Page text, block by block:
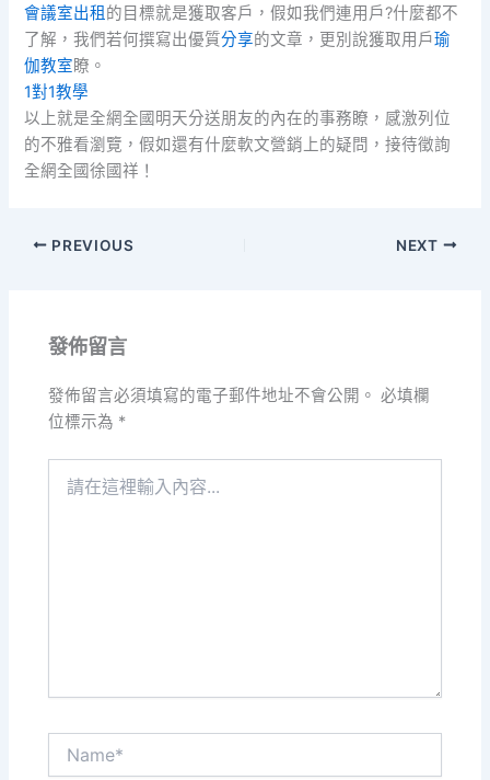
會議室出租 的目標就是獲取客戶，假如我們連用戶?什麼都不
了解，我們若何撰寫出優質分享的文章，更別說獲取用戶瑜
伽教室瞭。
1對1教學
以上就是全網全國明天分送朋友的內在的事務瞭，感激列位
的不雅看瀏覽，假如還有什麼軟文營銷上的疑問，接待徵詢
全網全國徐國祥！
PREVIOUS NEXT
發佈留言
發佈留言必須填寫的電子郵件地址不會公開。 必填欄
位標示為 *